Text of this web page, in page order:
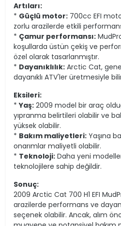
Artıları:
* Güçlü motor: 700cc EFI
zorlu arazilerde etkili
* Çamur performansı:
koşullarda üstün çekiş ve
özel olarak tasarlanmıştır.
* Dayanıklılık: Arctic Cat,
dayanıklı ATV'ler üretmesiyle
Eksileri:
*Yaş: 2009 model bir araç
yıpranma belirtileri olabilir ve
yüksek olabilir.
* Bakım maliyetleri: Yaşına
onarımlar maliyetli olabilir.
* Teknoloji: Daha yeni
teknolojilere sahip değildir.
Sonuç:
2009 Arctic Cat 700 H1 EFI
arazilerde performans ve
seçenek olabilir. Ancak, alım